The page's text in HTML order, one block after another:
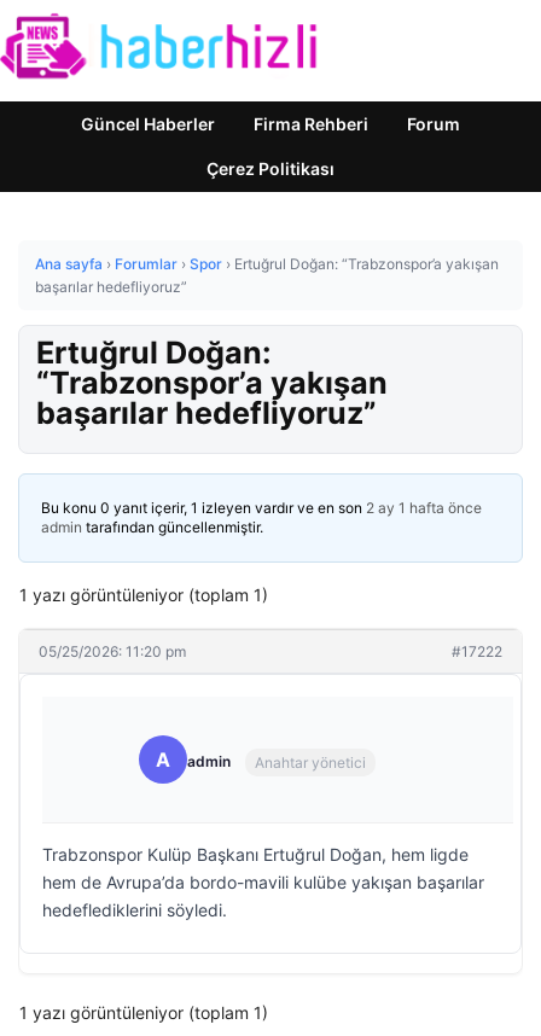
Güncel Haberler Firma Rehberi Forum
Çerez Politikası
Ana sayfa › Forumlar › Spor › Ertuğrul Doğan: “Trabzonspor’a yakışan
başarılar hedefliyoruz”
Ertuğrul Doğan:
“Trabzonspor’a yakışan
başarılar hedefliyoruz”
Bu konu 0 yanıt içerir, 1 izleyen vardır ve en son 2 ay 1 hafta önce
admin tarafından güncellenmiştir.
1 yazı görüntüleniyor (toplam 1)
05/25/2026: 11:20 pm #17222
A admin Anahtar yönetici
Trabzonspor Kulüp Başkanı Ertuğrul Doğan, hem ligde
hem de Avrupa’da bordo-mavili kulübe yakışan başarılar
hedeflediklerini söyledi.
1 yazı görüntüleniyor (toplam 1)